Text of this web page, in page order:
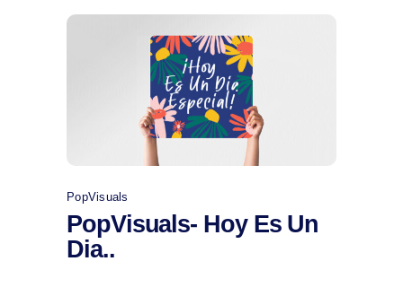
Comprar
PopVisuals
PopVisuals- Hoy Es Un
Dia..